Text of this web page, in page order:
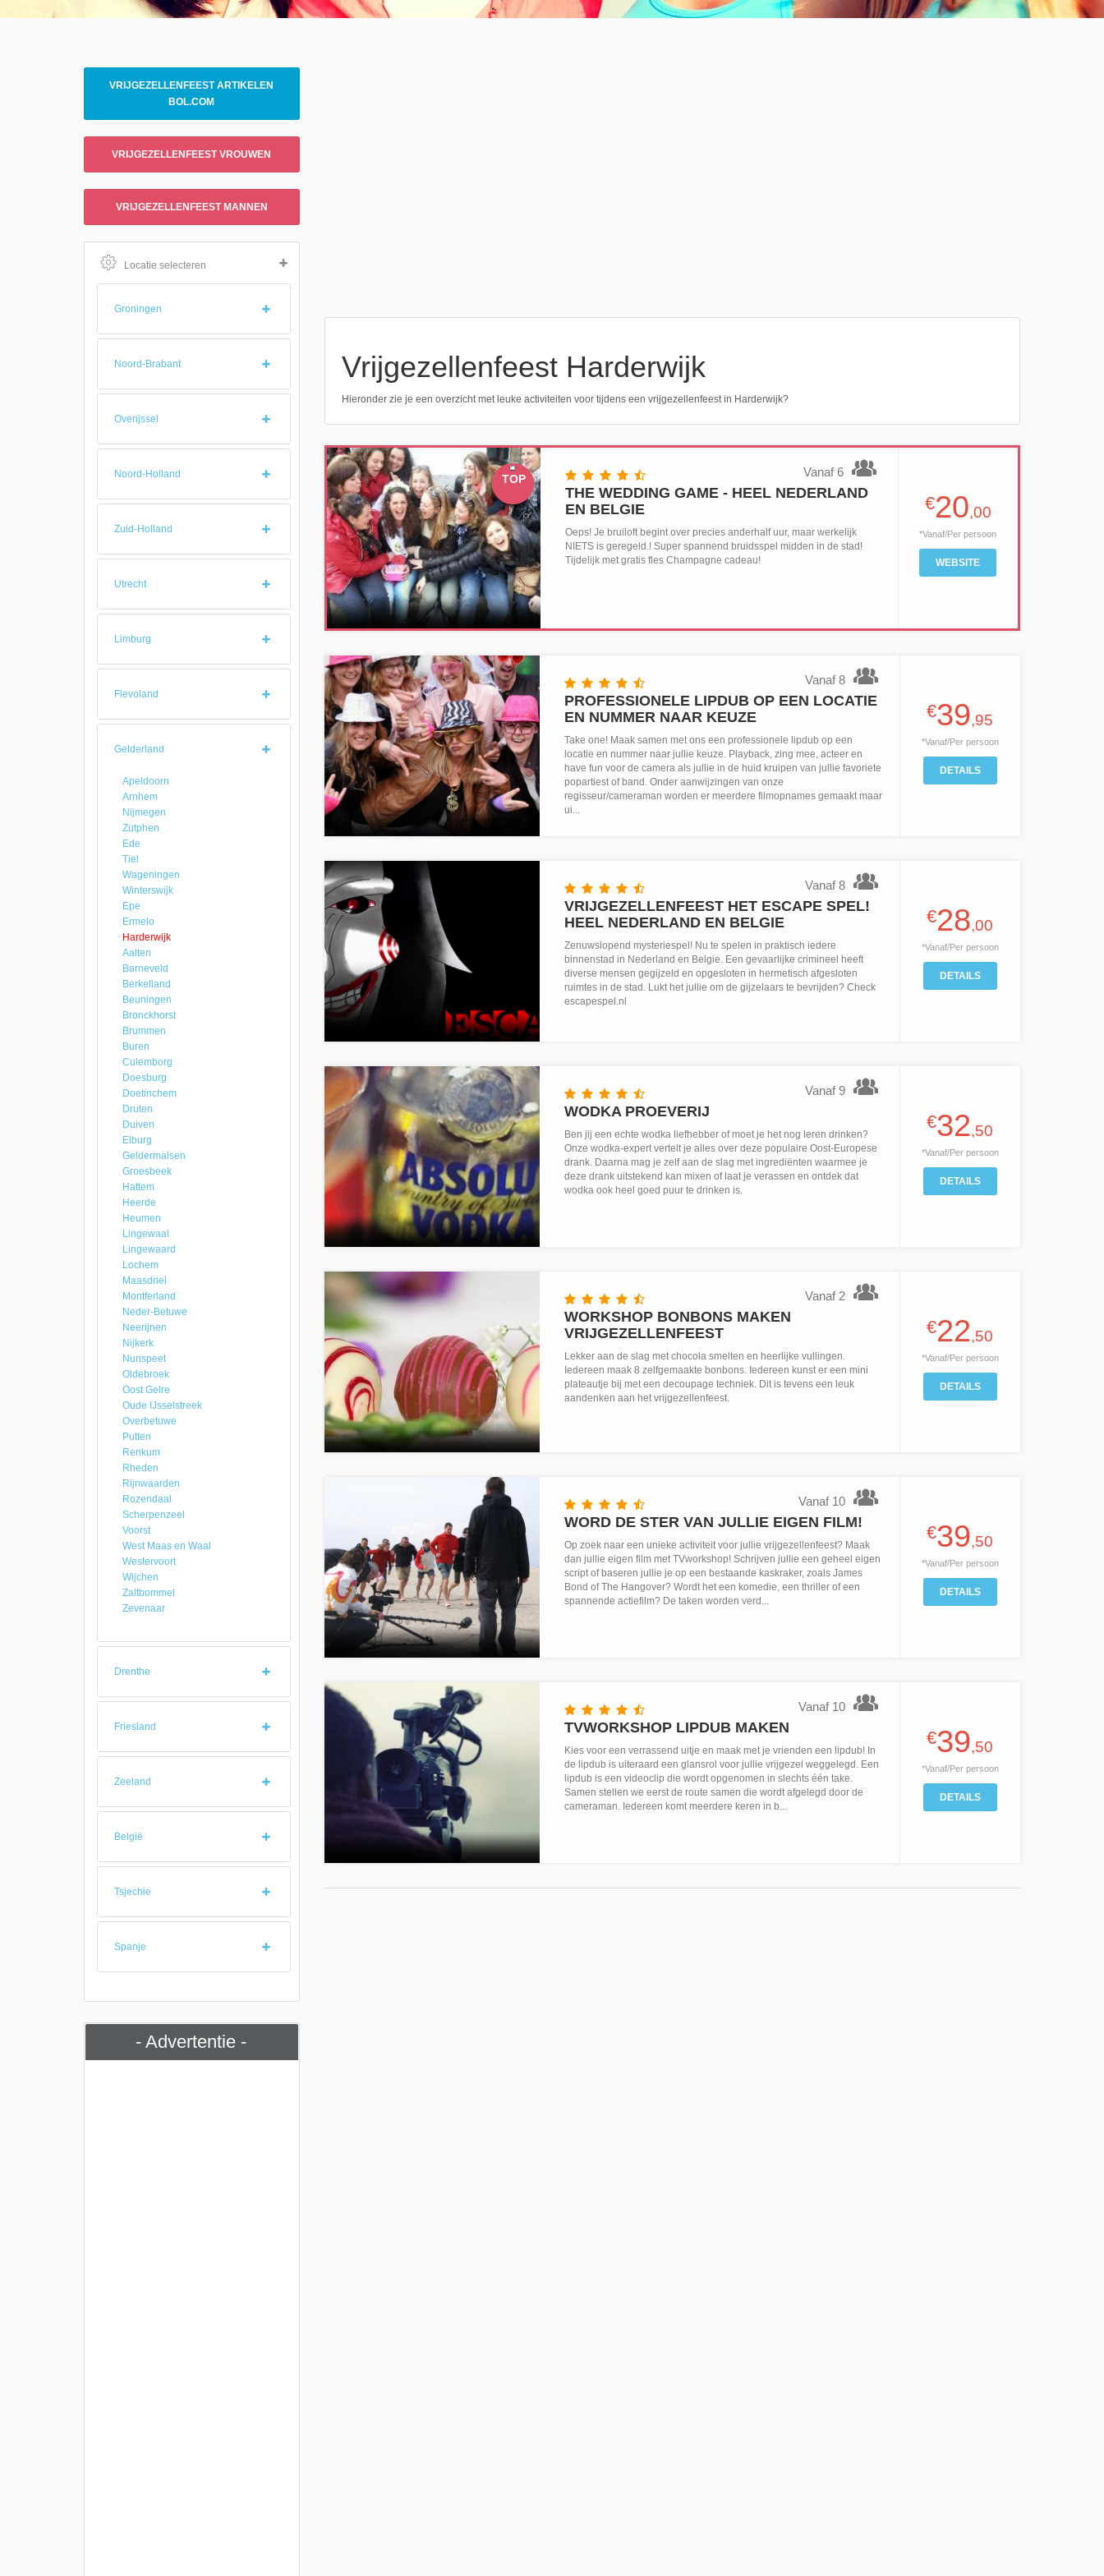
VRIJGEZELLENFEEST ARTIKELEN
BOL.COM
VRIJGEZELLENFEEST VROUWEN
VRIJGEZELLENFEEST MANNEN
Locatie selecteren
Groningen
Noord-Brabant
Overijssel
Noord-Holland
Zuid-Holland
Utrecht
Limburg
Flevoland
Gelderland
Apeldoorn
Arnhem
Nijmegen
Zutphen
Ede
Tiel
Wageningen
Winterswijk
Epe
Ermelo
Harderwijk
Aalten
Barneveld
Berkelland
Beuningen
Bronckhorst
Brummen
Buren
Culemborg
Doesburg
Doetinchem
Druten
Duiven
Elburg
Geldermalsen
Groesbeek
Hattem
Heerde
Heumen
Lingewaal
Lingewaard
Lochem
Maasdriel
Montferland
Neder-Betuwe
Neerijnen
Nijkerk
Nunspeet
Oldebroek
Oost Gelre
Oude IJsselstreek
Overbetuwe
Putten
Renkum
Rheden
Rijnwaarden
Rozendaal
Scherpenzeel
Voorst
West Maas en Waal
Westervoort
Wijchen
Zaltbommel
Zevenaar
Drenthe
Friesland
Zeeland
België
Tsjechie
Spanje
- Advertentie -
Vrijgezellenfeest Harderwijk
Hieronder zie je een overzicht met leuke activiteiten voor tijdens een vrijgezellenfeest in Harderwijk?
TOP Vanaf 6
THE WEDDING GAME - HEEL NEDERLAND
EN BELGIE
Oeps! Je bruiloft begint over precies anderhalf uur, maar werkelijk
NIETS is geregeld.! Super spannend bruidsspel midden in de stad!
Tijdelijk met gratis fles Champagne cadeau!
€20,00
*Vanaf/Per persoon
WEBSITE
Vanaf 8
PROFESSIONELE LIPDUB OP EEN LOCATIE
EN NUMMER NAAR KEUZE
Take one! Maak samen met ons een professionele lipdub op een
locatie en nummer naar jullie keuze. Playback, zing mee, acteer en
have fun voor de camera als jullie in de huid kruipen van jullie favoriete
popartiest of band. Onder aanwijzingen van onze
regisseur/cameraman worden er meerdere filmopnames gemaakt maar
ui...
€39,95
*Vanaf/Per persoon
DETAILS
Vanaf 8
VRIJGEZELLENFEEST HET ESCAPE SPEL!
HEEL NEDERLAND EN BELGIE
Zenuwslopend mysteriespel! Nu te spelen in praktisch iedere
binnenstad in Nederland en Belgie. Een gevaarlijke crimineel heeft
diverse mensen gegijzeld en opgesloten in hermetisch afgesloten
ruimtes in de stad. Lukt het jullie om de gijzelaars te bevrijden? Check
escapespel.nl
€28,00
*Vanaf/Per persoon
DETAILS
Vanaf 9
WODKA PROEVERIJ
Ben jij een echte wodka liefhebber of moet je het nog leren drinken?
Onze wodka-expert vertelt je alles over deze populaire Oost-Europese
drank. Daarna mag je zelf aan de slag met ingrediënten waarmee je
deze drank uitstekend kan mixen of laat je verassen en ontdek dat
wodka ook heel goed puur te drinken is.
€32,50
*Vanaf/Per persoon
DETAILS
Vanaf 2
WORKSHOP BONBONS MAKEN
VRIJGEZELLENFEEST
Lekker aan de slag met chocola smelten en heerlijke vullingen.
Iedereen maak 8 zelfgemaakte bonbons. Iedereen kunst er een mini
plateautje bij met een decoupage techniek. Dit is tevens een leuk
aandenken aan het vrijgezellenfeest.
€22,50
*Vanaf/Per persoon
DETAILS
Vanaf 10
WORD DE STER VAN JULLIE EIGEN FILM!
Op zoek naar een unieke activiteit voor jullie vrijgezellenfeest? Maak
dan jullie eigen film met TVworkshop! Schrijven jullie een geheel eigen
script of baseren jullie je op een bestaande kaskraker, zoals James
Bond of The Hangover? Wordt het een komedie, een thriller of een
spannende actiefilm? De taken worden verd...
€39,50
*Vanaf/Per persoon
DETAILS
Vanaf 10
TVWORKSHOP LIPDUB MAKEN
Kies voor een verrassend uitje en maak met je vrienden een lipdub! In
de lipdub is uiteraard een glansrol voor jullie vrijgezel weggelegd. Een
lipdub is een videoclip die wordt opgenomen in slechts één take.
Samen stellen we eerst de route samen die wordt afgelegd door de
cameraman. Iedereen komt meerdere keren in b...
€39,50
*Vanaf/Per persoon
DETAILS